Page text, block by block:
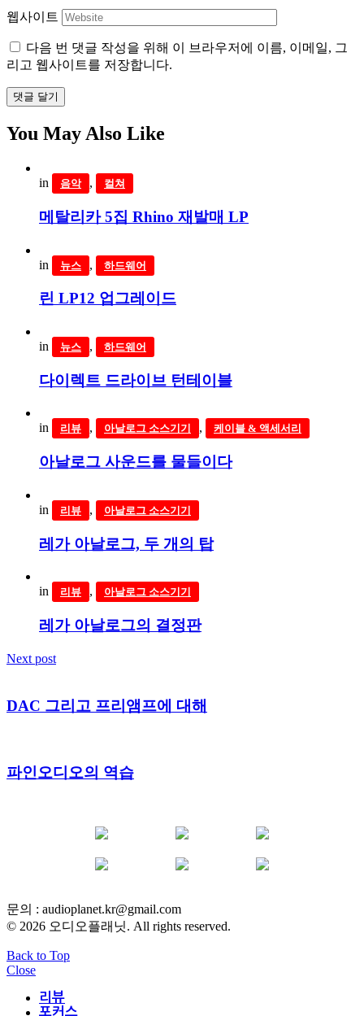
웹사이트
다음 번 댓글 작성을 위해 이 브라우저에 이름, 이메일, 그
리고 웹사이트를 저장합니다.
댓글 달기
You May Also Like
in 음악 , 컬쳐
메탈리카 5집 Rhino 재발매 LP
in 뉴스 , 하드웨어
린 LP12 업그레이드
in 뉴스 , 하드웨어
다이렉트 드라이브 턴테이블
in 리뷰 , 아날로그 소스기기 , 케이블 & 액세서리
아날로그 사운드를 물들이다
in 리뷰 , 아날로그 소스기기
레가 아날로그, 두 개의 탑
in 리뷰 , 아날로그 소스기기
레가 아날로그의 결정판
Next post
DAC 그리고 프리앰프에 대해
파인오디오의 역습
문의 : audioplanet.kr@gmail.com
© 2026 오디오플래닛. All rights reserved.
Back to Top
Close
리뷰
포커스